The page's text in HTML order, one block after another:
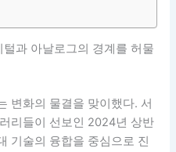
과 아날로그의 경계를 허물
변화의 물결을 맞이했다. 서
리들이 선보인 2024년 상반
기술의 융합을 중심으로 진